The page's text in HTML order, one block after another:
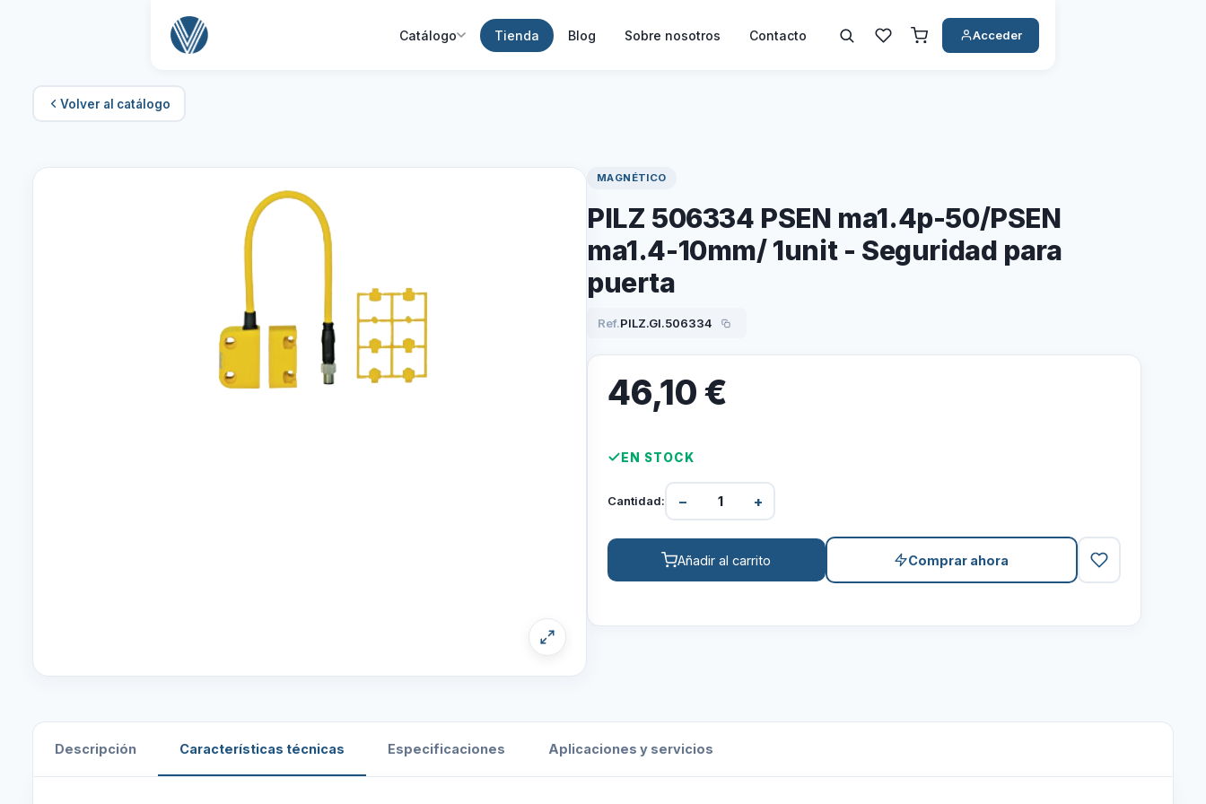
Catálogo Tienda Blog Sobre nosotros Contacto Acceder
Volver al catálogo
MAGNÉTICO
PILZ 506334 PSEN ma1.4p-50/PSEN
ma1.4-10mm/ 1unit - Seguridad para
puerta
Ref.PILZ.GI.506334
46,10€
EN STOCK
Cantidad: − +
Añadir al carrito Comprar ahora
Descripción Características técnicas Especificaciones Aplicaciones y servicios